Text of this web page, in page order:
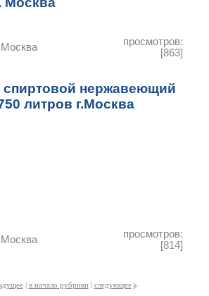
Москва
просмотров:
[863]
спиртовой нержавеющий
литров г.Москва
Москва
просмотров:
[814]
| в начало рубрики | следующее